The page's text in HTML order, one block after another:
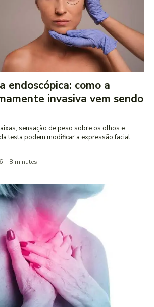
endoscópica: como a
invasiva vem sendo
sensação de peso sobre os olhos e
testa podem modificar a expressão facial
8 minutes